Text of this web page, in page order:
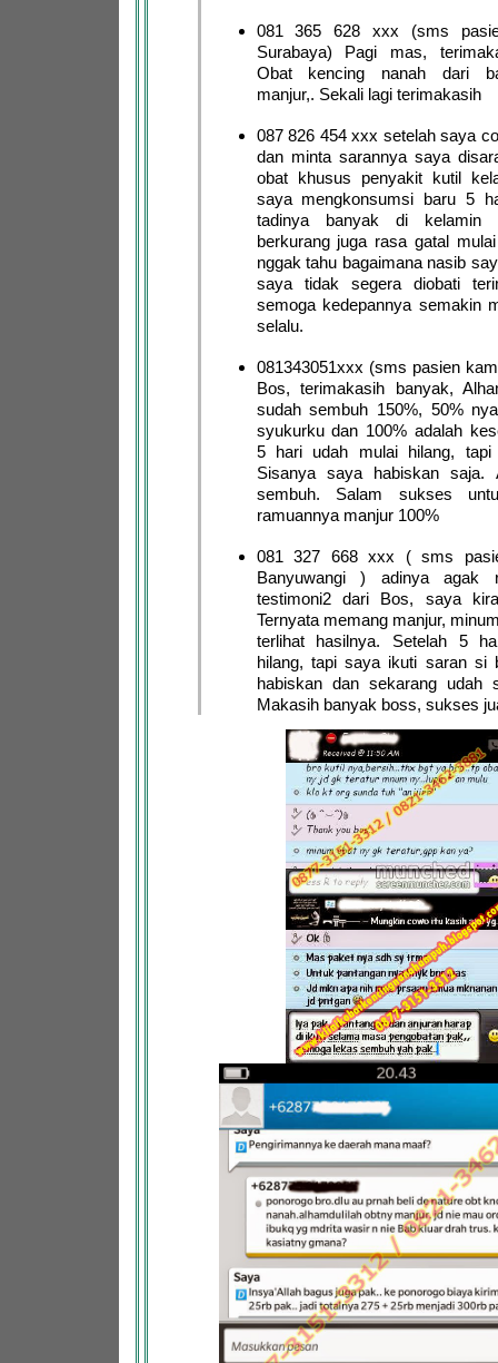
081 365 628 xxx (sms
Surabaya) Pagi mas,
Obat kencing nanah dari
manjur,. Sekali lagi terimakasih
087 826 454 xxx setelah saya
dan minta sarannya saya
obat khusus penyakit kutil
saya mengkonsumsi baru 5
tadinya banyak di kelamin
berkurang juga rasa gatal
nggak tahu bagaimana nasib
saya tidak segera diobati
semoga kedepannya semakin
selalu.
081343051xxx (sms pasien
Bos, terimakasih banyak,
sudah sembuh 150%, 50%
syukurku dan 100% adalah
5 hari udah mulai hilang, tapi
Sisanya saya habiskan saja.
sembuh. Salam sukses
ramuannya manjur 100%
081 327 668 xxx ( sms
Banyuwangi ) adinya agak
testimoni2 dari Bos, saya
Ternyata memang manjur,
terlihat hasilnya. Setelah 5
hilang, tapi saya ikuti saran si
habiskan dan sekarang udah
Makasih banyak boss, sukses